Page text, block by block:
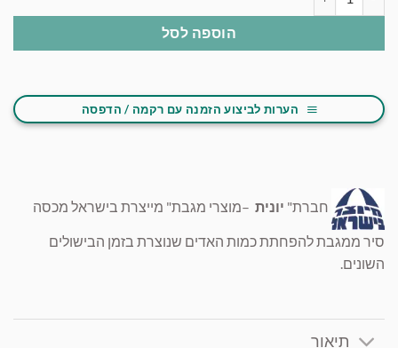
הוספה לסל
הערות לביצוע הזמנה עם רקמה / הדפסה
חברת" יונית –מוצרי מגבת" מייצרת בישראל מכסה
סיר ממגבת להפחתת כמות האדים שנוצרת בזמן הבישולים
השונים.
תיאור